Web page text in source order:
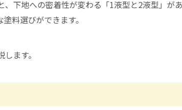
下地への密着性が変わる「1液型と2液型」があ
料選びができます。
ます。